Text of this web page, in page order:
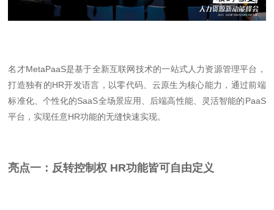
名才MetaPaaS是基于全新互联网技术的一站式人力资源管理平台，
打造独有的HR开发语言，以零代码、云原生为核心能力，通过前端
标准化、个性化的SaaS全场景应用、后端高性能、灵活智能的PaaS
平台，实现任意HR功能的无缝快速实现。
亮点一：反转控制权 HR功能皆可自由定义